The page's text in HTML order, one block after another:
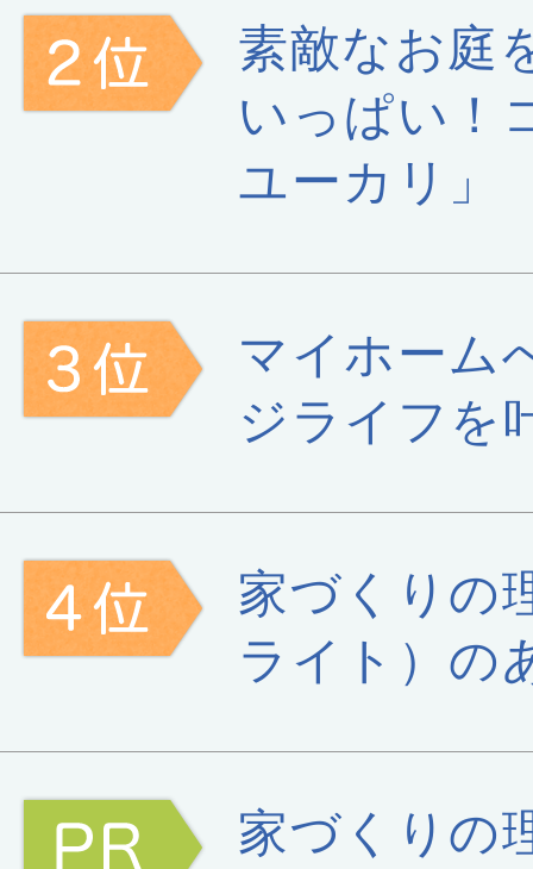
素敵なお庭
いっぱい！
ユーカリ」
マイホーム
ジライフを
家づくりの
ライト）の
家づくりの